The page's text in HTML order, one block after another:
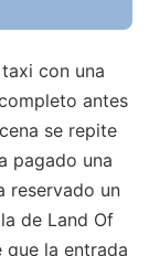
con una
antes
se repite
pagado una
reservado un
de Land Of
que la entrada